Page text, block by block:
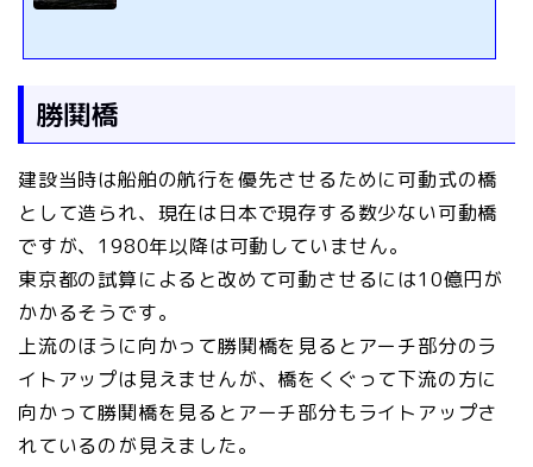
勝鬨橋
建設当時は船舶の航行を優先させるために可動式の橋
として造られ、現在は日本で現存する数少ない可動橋
ですが、1980年以降は可動していません。
東京都の試算によると改めて可動させるには10億円が
かかるそうです。
上流のほうに向かって勝鬨橋を見るとアーチ部分のラ
イトアップは見えませんが、橋をくぐって下流の方に
向かって勝鬨橋を見るとアーチ部分もライトアップさ
れているのが見えました。